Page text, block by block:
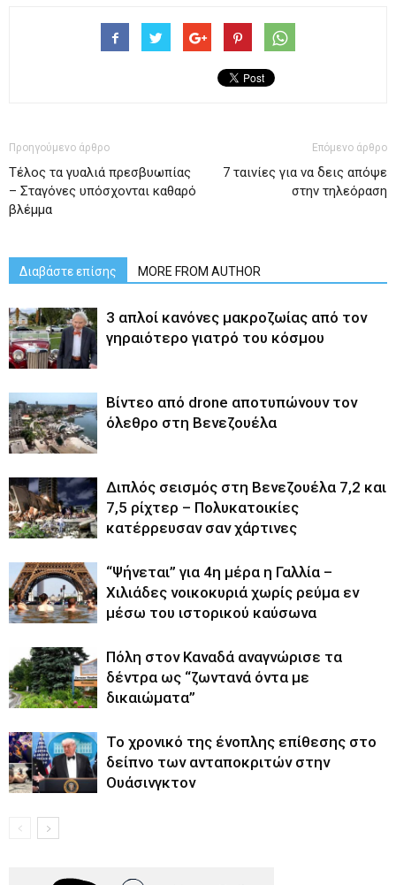
Προηγούμενο άρθρο
Τέλος τα γυαλιά πρεσβυωπίας
– Σταγόνες υπόσχονται καθαρό
βλέμμα
Επόμενο άρθρο
7 ταινίες για να δεις απόψε
στην τηλεόραση
Διαβάστε επίσης MORE FROM AUTHOR
3 απλοί κανόνες μακροζωίας από τον
γηραιότερο γιατρό του κόσμου
Βίντεο από drone αποτυπώνουν τον
όλεθρο στη Βενεζουέλα
Διπλός σεισμός στη Βενεζουέλα 7,2 και
7,5 ρίχτερ – Πολυκατοικίες
κατέρρευσαν σαν χάρτινες
“Ψήνεται” για 4η μέρα η Γαλλία –
Χιλιάδες νοικοκυριά χωρίς ρεύμα εν
μέσω του ιστορικού καύσωνα
Πόλη στον Καναδά αναγνώρισε τα
δέντρα ως “ζωντανά όντα με
δικαιώματα”
Το χρονικό της ένοπλης επίθεσης στο
δείπνο των ανταποκριτών στην
Ουάσινγκτον